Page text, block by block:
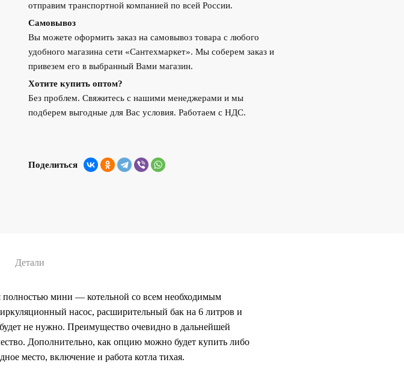
отправим транспортной компанией по всей России.
Самовывоз
Вы можете оформить заказ на самовывоз товара с любого
удобного магазина сети «Сантехмаркет». Мы соберем заказ и
привезем его в выбранный Вами магазин.
Хотите купить оптом?
Без проблем. Свяжитесь с нашими менеджерами и мы
подберем выгодные для Вас условия. Работаем с НДС.
Поделиться
Детали
полностью мини — котельной со всем необходимым
насос, расширительный бак на 6 литров и
не нужно. Преимущество очевидно в дальнейшей
Дополнительно, как опцию можно будет купить либо
место, включение и работа котла тихая.